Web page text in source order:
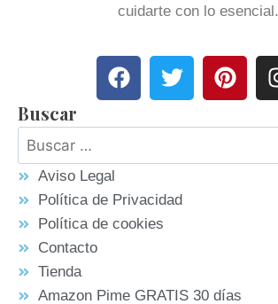
cuidarte con lo esencial.
Buscar
Aviso Legal
Política de Privacidad
Política de cookies
Contacto
Tienda
Amazon Pime GRATIS 30 días